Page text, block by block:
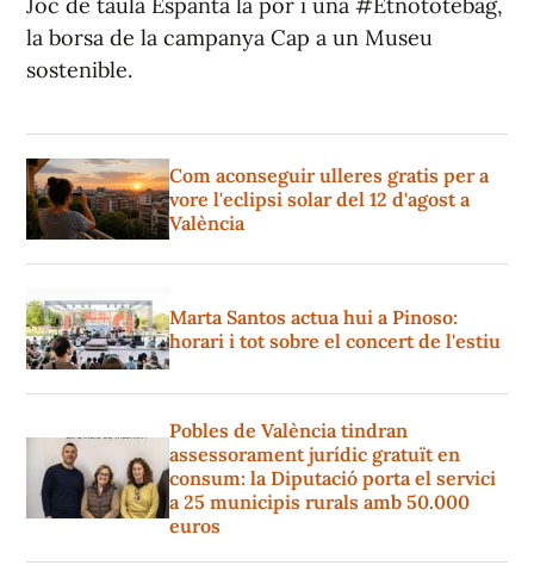
Joc de taula Espanta la por i una #Etnototebag,
la borsa de la campanya Cap a un Museu
sostenible.
Com aconseguir ulleres gratis per a
vore l'eclipsi solar del 12 d'agost a
València
Marta Santos actua hui a Pinoso:
horari i tot sobre el concert de l'estiu
Pobles de València tindran
assessorament jurídic gratuït en
consum: la Diputació porta el servici
a 25 municipis rurals amb 50.000
euros